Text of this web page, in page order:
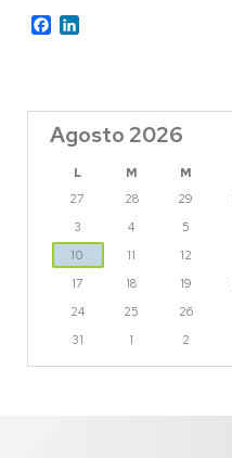
Facebook
Agosto 2026
L M M
27
28 29
3
4 5
10
11 12
17
18 19
24
25 26
31
1 2